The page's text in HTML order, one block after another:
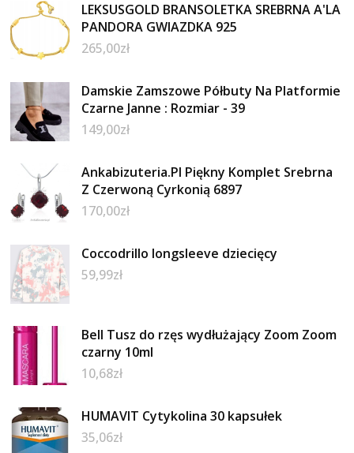
LEKSUSGOLD BRANSOLETKA SREBRNA A'LA
PANDORA GWIAZDKA 925
265,00zł
Damskie Zamszowe Półbuty Na Platformie
Czarne Janne : Rozmiar - 39
149,00zł
Ankabizuteria.Pl Piękny Komplet Srebrna
Z Czerwoną Cyrkonią 6897
170,00zł
Coccodrillo longsleeve dziecięcy
59,99zł
Bell Tusz do rzęs wydłużający Zoom Zoom
czarny 10ml
10,68zł
HUMAVIT Cytykolina 30 kapsułek
35,06zł